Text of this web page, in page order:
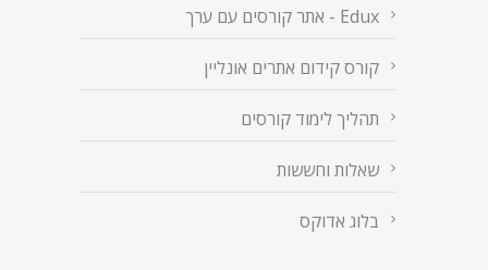
Edux - אתר קורסים עם ערך
קורס קידום אתרים אונליין
תהליך לימוד קורסים
שאלות וחששות
בלוג אדוקס